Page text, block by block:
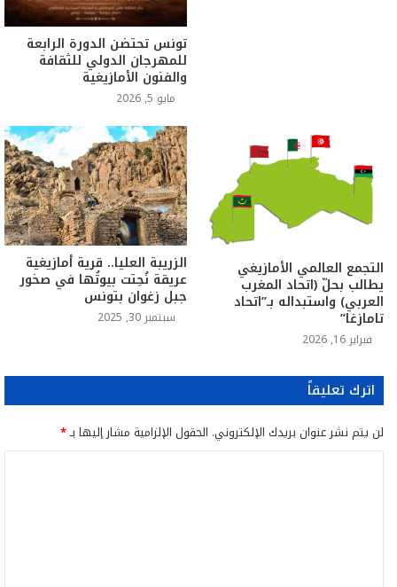
تونس تحتضن الدورة الرابعة
للمهرجان الدولي للثقافة
والفنون الأمازيغية
مايو 5, 2026
التجمع العالمي الأمازيغي
يطالب بحلّ (اتحاد المغرب
العربي) واستبداله بـ”اتحاد
تامازغا”
فبراير 16, 2026
الزريبة العليا.. قرية أمازيغية
عريقة نُحِتت بيوتُها في صخور
جبل زغوان بتونس
سبتمبر 30, 2025
اترك تعليقاً
لن يتم نشر عنوان بريدك الإلكتروني. الحقول الإلزامية مشار إليها بـ*